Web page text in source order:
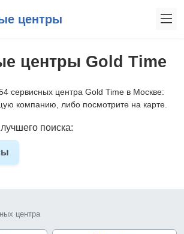
центры
центры Gold Time
сервисных центра Gold Time в Москве:
компанию, либо посмотрите на карте.
поиска:
центра